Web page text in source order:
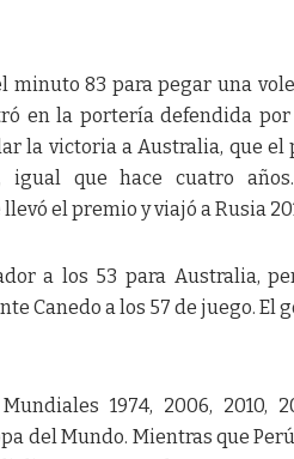
minuto 83 para pegar una
en la portería defendida
la victoria a Australia, que el
igual que hace cuatro
el premio y viajó a Rusia
a los 53 para Australia,
Canedo a los 57 de juego. El
1974, 2006, 2010,
del Mundo. Mientras que